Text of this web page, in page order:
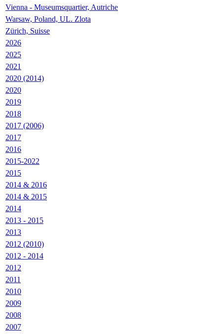
Vienna - Museumsquartier, Autriche
Warsaw, Poland, UL. Zlota
Zürich, Suisse
2026
2025
2021
2020 (2014)
2020
2019
2018
2017 (2006)
2017
2016
2015-2022
2015
2014 & 2016
2014 & 2015
2014
2013 - 2015
2013
2012 (2010)
2012 - 2014
2012
2011
2010
2009
2008
2007